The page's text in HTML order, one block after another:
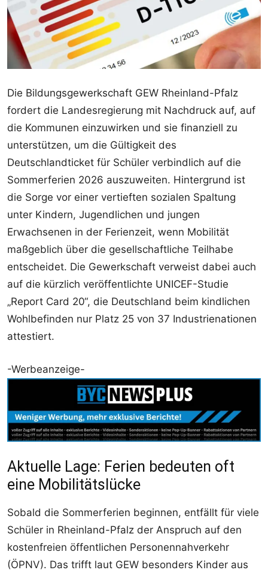
Die Bildungsgewerkschaft GEW Rheinland-Pfalz
fordert die Landesregierung mit Nachdruck auf, auf
die Kommunen einzuwirken und sie finanziell zu
unterstützen, um die Gültigkeit des
Deutschlandticket für Schüler verbindlich auf die
Sommerferien 2026 auszuweiten. Hintergrund ist
die Sorge vor einer vertieften sozialen Spaltung
unter Kindern, Jugendlichen und jungen
Erwachsenen in der Ferienzeit, wenn Mobilität
maßgeblich über die gesellschaftliche Teilhabe
entscheidet. Die Gewerkschaft verweist dabei auch
auf die kürzlich veröffentlichte UNICEF-Studie
„Report Card 20“, die Deutschland beim kindlichen
Wohlbefinden nur Platz 25 von 37 Industrienationen
attestiert.
-Werbeanzeige-
Aktuelle Lage: Ferien bedeuten oft
eine Mobilitätslücke
Sobald die Sommerferien beginnen, entfällt für viele
Schüler in Rheinland-Pfalz der Anspruch auf den
kostenfreien öffentlichen Personennahverkehr
(ÖPNV). Das trifft laut GEW besonders Kinder aus